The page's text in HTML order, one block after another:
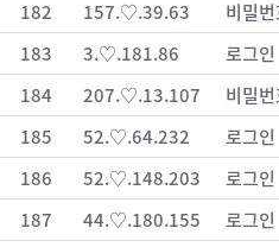
182
157.♡.39.63
비밀
183
3.♡.181.86
로그인
184
207.♡.13.107
비밀
185
52.♡.64.232
로그인
186
52.♡.148.203
로그인
187
44.♡.180.155
로그인